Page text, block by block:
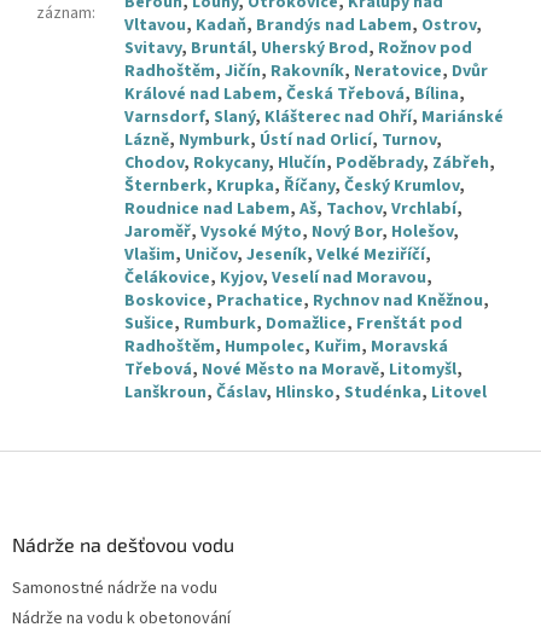
záznam:
Vltavou, Kadaň, Brandýs nad Labem, Ostrov,
Svitavy, Bruntál, Uherský Brod, Rožnov pod
Radhoštěm, Jičín, Rakovník, Neratovice, Dvůr
Králové nad Labem, Česká Třebová, Bílina,
Varnsdorf, Slaný, Klášterec nad Ohří, Mariánské
Lázně, Nymburk, Ústí nad Orlicí, Turnov,
Chodov, Rokycany, Hlučín, Poděbrady, Zábřeh,
Šternberk, Krupka, Říčany, Český Krumlov,
Roudnice nad Labem, Aš, Tachov, Vrchlabí,
Jaroměř, Vysoké Mýto, Nový Bor, Holešov,
Vlašim, Uničov, Jeseník, Velké Meziříčí,
Čelákovice, Kyjov, Veselí nad Moravou,
Boskovice, Prachatice, Rychnov nad Kněžnou,
Sušice, Rumburk, Domažlice, Frenštát pod
Radhoštěm, Humpolec, Kuřim, Moravská
Třebová, Nové Město na Moravě, Litomyšl,
Lanškroun, Čáslav, Hlinsko, Studénka, Litovel
Nádrže na dešťovou vodu
Samonostné nádrže na vodu
Nádrže na vodu k obetonování